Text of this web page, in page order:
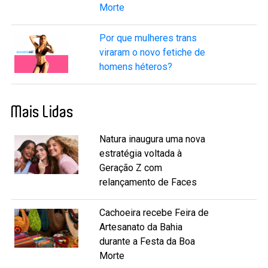
Morte
Por que mulheres trans
viraram o novo fetiche de
homens héteros?
Mais Lidas
Natura inaugura uma nova
estratégia voltada à
Geração Z com
relançamento de Faces
Cachoeira recebe Feira de
Artesanato da Bahia
durante a Festa da Boa
Morte